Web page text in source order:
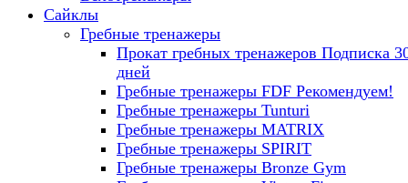
Сайклы
Гребные тренажеры
Прокат гребных тренажеров Подписка
дней
Гребные тренажеры FDF Рекомендуем!
Гребные тренажеры Tunturi
Гребные тренажеры MATRIX
Гребные тренажеры SPIRIT
Гребные тренажеры Bronze Gym